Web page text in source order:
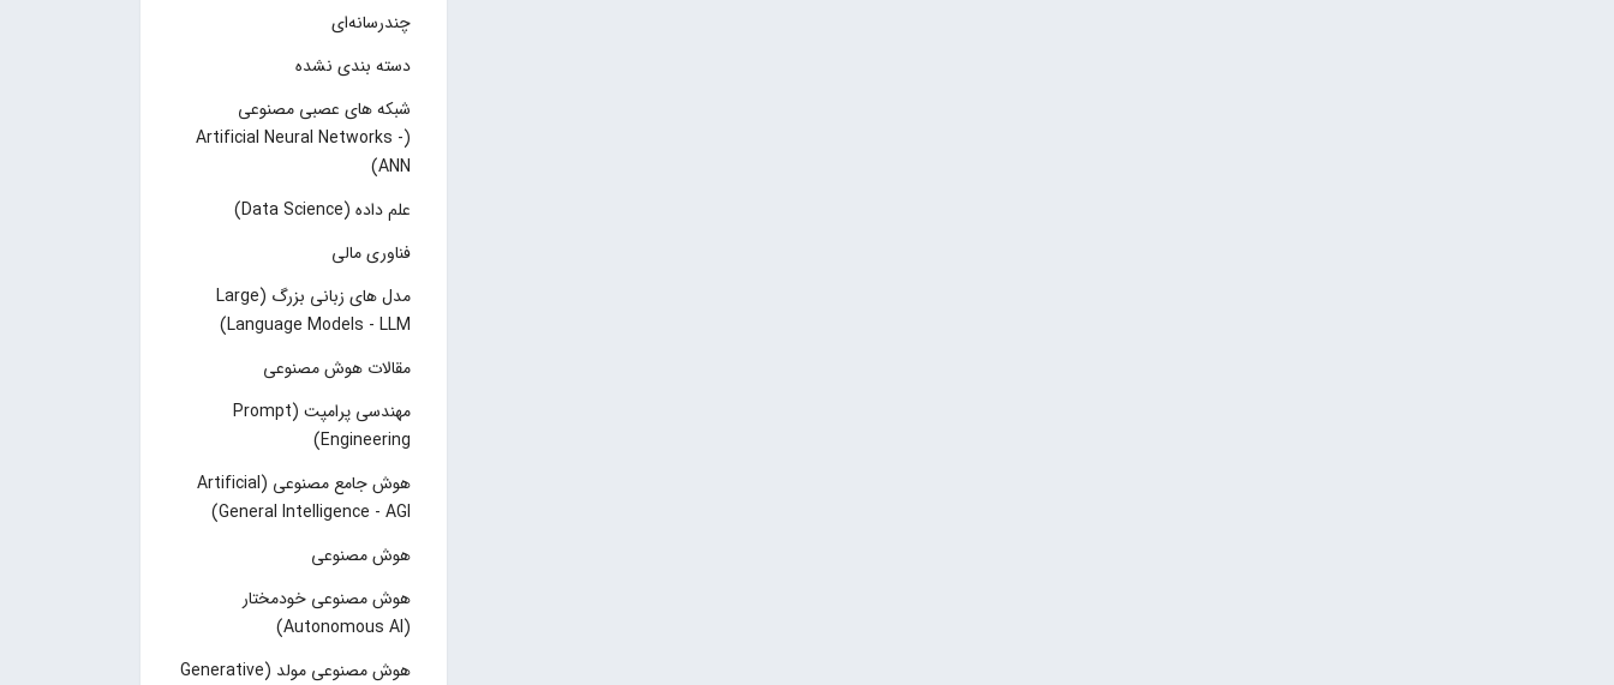
چند‌‌رسانه‌ای
دسته بندی نشده
شبکه های عصبی مصنوعی
(Artificial Neural Networks -
ANN)
علم داده (Data Science)
فناوری مالی
مدل های زبانی بزرگ (Large
Language Models - LLM)
مقالات هوش مصنوعی
مهندسی پرامپت (Prompt
Engineering)
هوش جامع مصنوعی (Artificial
General Intelligence - AGI)
هوش مصنوعی
هوش مصنوعی خودمختار
(Autonomous AI)
هوش مصنوعی مولد (Generative